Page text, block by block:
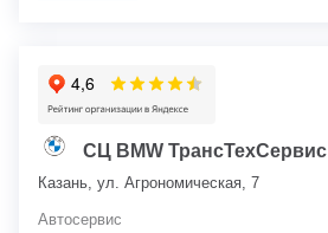
СЦ BMW ТрансТехСервис
Казань, ул. Агрономическая, 7
Автосервис